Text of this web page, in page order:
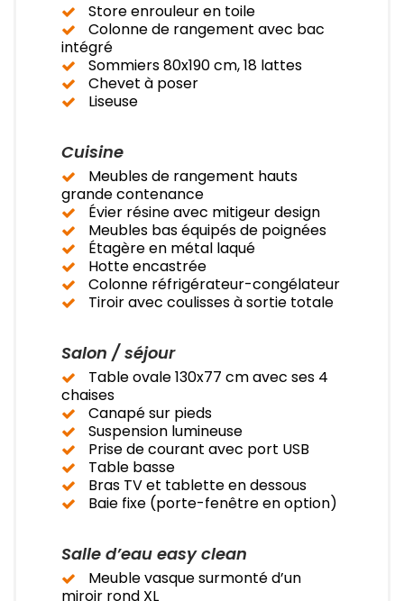
Store enrouleur en toile
Colonne de rangement avec bac
intégré
Sommiers 80x190 cm, 18 lattes
Chevet à poser
Liseuse
Cuisine
Meubles de rangement hauts
grande contenance
Évier résine avec mitigeur design
Meubles bas équipés de poignées
Étagère en métal laqué
Hotte encastrée
Colonne réfrigérateur-congélateur
Tiroir avec coulisses à sortie totale
Salon / séjour
Table ovale 130x77 cm avec ses 4
chaises
Canapé sur pieds
Suspension lumineuse
Prise de courant avec port USB
Table basse
Bras TV et tablette en dessous
Baie fixe (porte-fenêtre en option)
Salle d’eau easy clean
Meuble vasque surmonté d’un
miroir rond XL